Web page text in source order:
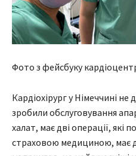
Фото з фейсбуку
Кардіохірург у Німеччині
зробили обслуговування
халат, має дві операції, які
страховою медициною, має